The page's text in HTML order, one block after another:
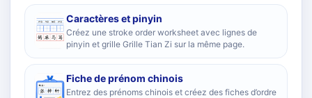
Caractères et pinyin
Créez une stroke order worksheet avec lignes de
pinyin et grille Grille Tian Zi sur la même page.
Fiche de prénom chinois
Entrez des prénoms chinois et créez des fiches d’ordre